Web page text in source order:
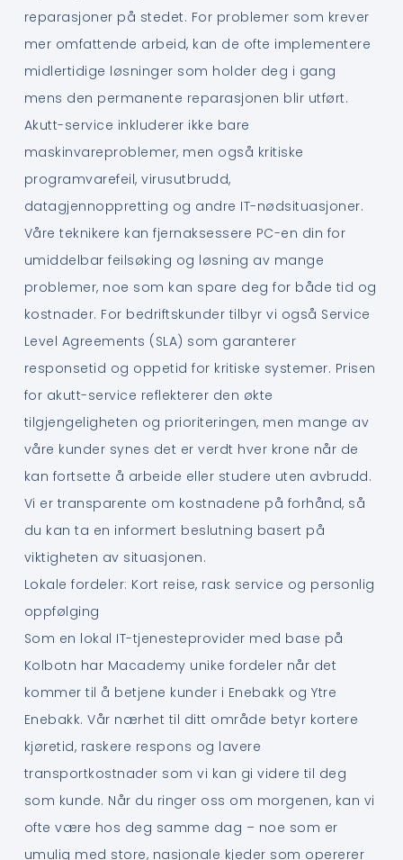
reparasjoner på stedet. For problemer som krever
mer omfattende arbeid, kan de ofte implementere
midlertidige løsninger som holder deg i gang
mens den permanente reparasjonen blir utført.
Akutt-service inkluderer ikke bare
maskinvareproblemer, men også kritiske
programvarefeil, virusutbrudd,
datagjennoppretting og andre IT-nødsituasjoner.
Våre teknikere kan fjernaksessere PC-en din for
umiddelbar feilsøking og løsning av mange
problemer, noe som kan spare deg for både tid og
kostnader. For bedriftskunder tilbyr vi også Service
Level Agreements (SLA) som garanterer
responsetid og oppetid for kritiske systemer. Prisen
for akutt-service reflekterer den økte
tilgjengeligheten og prioriteringen, men mange av
våre kunder synes det er verdt hver krone når de
kan fortsette å arbeide eller studere uten avbrudd.
Vi er transparente om kostnadene på forhånd, så
du kan ta en informert beslutning basert på
viktigheten av situasjonen.
Lokale fordeler: Kort reise, rask service og personlig
oppfølging
Som en lokal IT-tjenesteprovider med base på
Kolbotn har Macademy unike fordeler når det
kommer til å betjene kunder i Enebakk og Ytre
Enebakk. Vår nærhet til ditt område betyr kortere
kjøretid, raskere respons og lavere
transportkostnader som vi kan gi videre til deg
som kunde. Når du ringer oss om morgenen, kan vi
ofte være hos deg samme dag – noe som er
umulig med store, nasjonale kjeder som opererer